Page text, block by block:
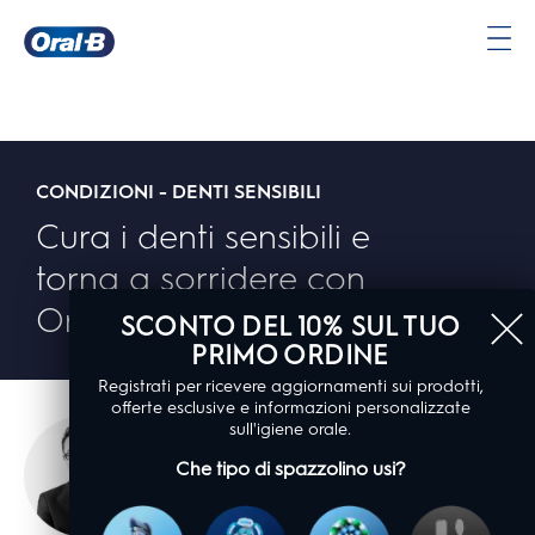
CONDIZIONI - DENTI SENSIBILI
Cura i denti sensibili e
torna a sorridere con
Oral-B
e approvato dal dottor Robert
Lee, un professionista del settore
Per saperne di più
SCONTO DEL 10% SUL TUO
PRIMO ORDINE
Registrati per ricevere aggiornamenti sui prodotti,
offerte esclusive e informazioni personalizzate
sull'igiene orale.
Che tipo di spazzolino usi?